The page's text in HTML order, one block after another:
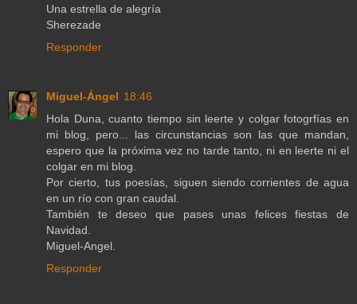
Una estrella de alegría
Sherezade
Responder
Miguel-Ángel 18:46
Hola Duna, cuanto tiempo sin leerte y colgar fotogrfías en
mi blog, pero... las circunstancias son las que mandan,
espero que la próxima vez no tarde tanto, ni en leerte ni el
colgar en mi blog.
Por cierto, tus poesías, siguen siendo corrientes de agua
en un río con gran caudal.
También te deseo que pases unas felices fiestas de
Navidad.
Miguel-Angel.
Responder